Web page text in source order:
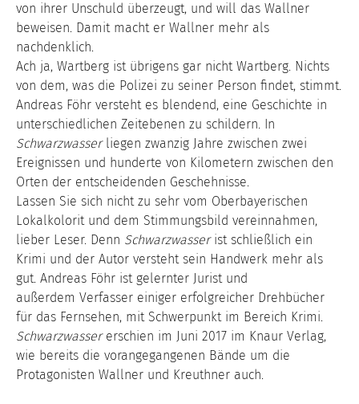
von ihrer Unschuld überzeugt, und will das Wallner
beweisen. Damit macht er Wallner mehr als
nachdenklich.
Ach ja, Wartberg ist übrigens gar nicht Wartberg. Nichts
von dem, was die Polizei zu seiner Person findet, stimmt.
Andreas Föhr versteht es blendend, eine Geschichte in
unterschiedlichen Zeitebenen zu schildern. In
Schwarzwasserliegen zwanzig Jahre zwischen zwei
Ereignissen und hunderte von Kilometern zwischen den
Orten der entscheidenden Geschehnisse.
Lassen Sie sich nicht zu sehr vom Oberbayerischen
Lokalkolorit und dem Stimmungsbild vereinnahmen,
lieber Leser. Denn Schwarzwasserist schließlich ein
Krimi und der Autor versteht sein Handwerk mehr als
gut. Andreas Föhr ist gelernter Jurist und
außerdem Verfasser einiger erfolgreicher Drehbücher
für das Fernsehen, mit Schwerpunkt im Bereich Krimi.
Schwarzwassererschien im Juni 2017 im Knaur Verlag,
wie bereits die vorangegangenen Bände um die
Protagonisten Wallner und Kreuthner auch.